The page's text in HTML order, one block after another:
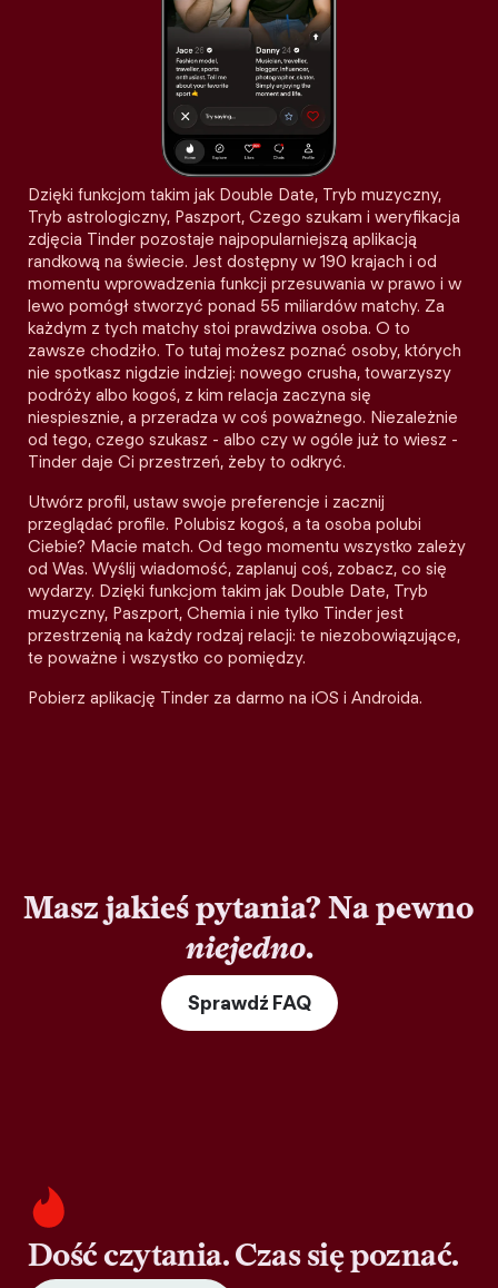
Dzięki funkcjom takim jak Double Date, Tryb muzyczny,
Tryb astrologiczny, Paszport, Czego szukam i weryfikacja
zdjęcia Tinder pozostaje najpopularniejszą aplikacją
randkową na świecie. Jest dostępny w 190 krajach i od
momentu wprowadzenia funkcji przesuwania w prawo i w
lewo pomógł stworzyć ponad 55 miliardów matchy. Za
każdym z tych matchy stoi prawdziwa osoba. O to
zawsze chodziło. To tutaj możesz poznać osoby, których
nie spotkasz nigdzie indziej: nowego crusha, towarzyszy
podróży albo kogoś, z kim relacja zaczyna się
niespiesznie, a przeradza w coś poważnego. Niezależnie
od tego, czego szukasz - albo czy w ogóle już to wiesz -
Tinder daje Ci przestrzeń, żeby to odkryć.
Utwórz profil, ustaw swoje preferencje i zacznij
przeglądać profile. Polubisz kogoś, a ta osoba polubi
Ciebie? Macie match. Od tego momentu wszystko zależy
od Was. Wyślij wiadomość, zaplanuj coś, zobacz, co się
wydarzy. Dzięki funkcjom takim jak Double Date, Tryb
muzyczny, Paszport, Chemia i nie tylko Tinder jest
przestrzenią na każdy rodzaj relacji: te niezobowiązujące,
te poważne i wszystko co pomiędzy.
Pobierz aplikację Tinder za darmo na iOS i Androida.
Masz jakieś pytania? Na pewno
niejedno.
Sprawdź FAQ
Dość czytania. Czas się poznać.